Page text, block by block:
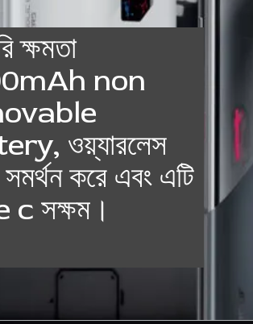
ক্ষমতা
non
ওয়্যারলেস
সমর্থন করে এবং এটি
সক্ষম।